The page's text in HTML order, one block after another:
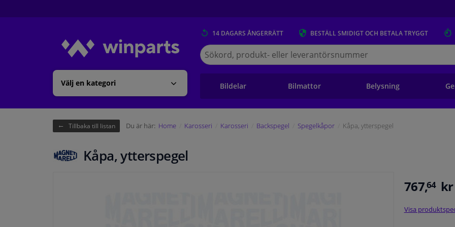
Välj en kategori
14 DAGARS ÅNGERRÄTT BESTÄLL SMIDIGT OCH BETALA TRYGGT
Sök
på
Winparts.se
Bildelar Bilmattor Belysning
Tillbaka till listan Du är här: Home Karosseri Karosseri Backspegel Spegelkåpor Kåpa, ytterspegel
Kåpa, ytterspegel
767,64 kr
Visa